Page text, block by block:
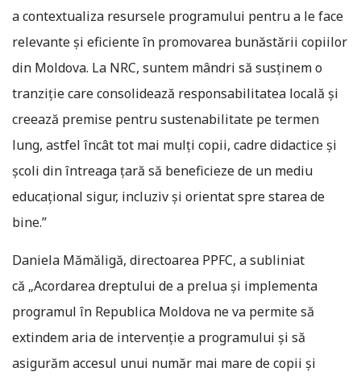
a contextualiza resursele programului pentru a le face
relevante și eficiente în promovarea bunăstării copiilor
din Moldova. La NRC, suntem mândri să susținem o
tranziție care consolidează responsabilitatea locală și
creează premise pentru sustenabilitate pe termen
lung, astfel încât tot mai mulți copii, cadre didactice și
școli din întreaga țară să beneficieze de un mediu
educațional sigur, incluziv și orientat spre starea de
bine.”
Daniela Mămăligă, directoarea PPFC, a subliniat
că „Acordarea dreptului de a prelua și implementa
programul în Republica Moldova ne va permite să
extindem aria de intervenție a programului și să
asigurăm accesul unui număr mai mare de copii și